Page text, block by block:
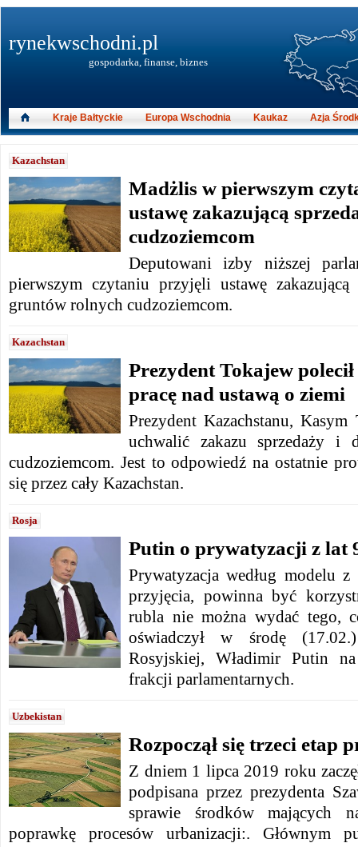
Kazachstan
Madżlis w pierwszym
ustawę zakazującą
cudzoziemcom
Deputowani izby niższej
pierwszym czytaniu przyjęli ustawę
gruntów rolnych cudzoziemcom.
Kazachstan
Prezydent Tokajew
pracę nad ustawą o ziemi
Prezydent Kazachstanu,
uchwalić zakazu sprzedaży i
cudzoziemcom. Jest to odpowiedź na ostatnie
się przez cały Kazachstan.
Rosja
Putin o prywatyzacji z lat
Prywatyzacja według modelu
przyjęcia, powinna być
rubla nie można wydać tego,
oświadczył w środę
Rosyjskiej, Władimir Putin
frakcji parlamentarnych.
Uzbekistan
Rozpoczął się trzeci etap
Z dniem 1 lipca 2019 roku
podpisana przez prezydenta
sprawie środków mających
poprawkę procesów urbanizacji:. Głównym
rynekwschodni.pl
gospodarka, finanse, biznes
Kraje Bałtyckie Europa Wschodnia Kaukaz Azja